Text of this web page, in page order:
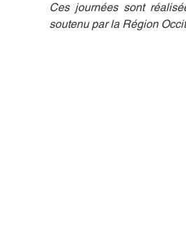
Ces journées sont
soutenu par la Région